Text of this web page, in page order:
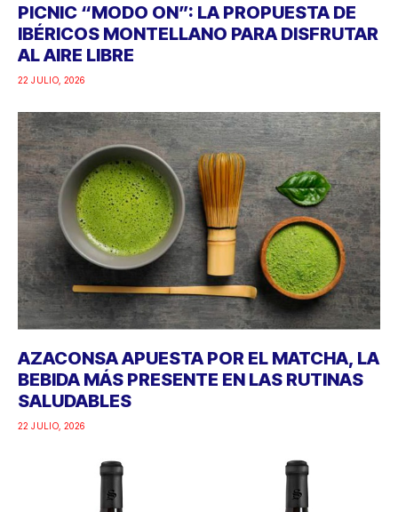
PICNIC “MODO ON”: LA PROPUESTA DE
IBÉRICOS MONTELLANO PARA DISFRUTAR
AL AIRE LIBRE
22 JULIO, 2026
AZACONSA APUESTA POR EL MATCHA, LA
BEBIDA MÁS PRESENTE EN LAS RUTINAS
SALUDABLES
22 JULIO, 2026